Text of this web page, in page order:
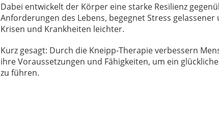
Dabei entwickelt der Körper eine starke Resilienz
Anforderungen des Lebens, begegnet Stress
Krisen und Krankheiten leichter.
Kurz gesagt: Durch die Kneipp-Therapie verbessern
ihre Voraussetzungen und Fähigkeiten, um ein
zu führen.